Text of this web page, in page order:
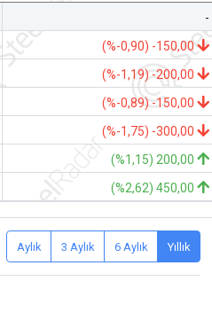
-
(%-0,90) -150,00
(%-1,19) -200,00
(%-0,89) -150,00
(%-1,75) -300,00
(%1,15) 200,00
(%2,62) 450,00
Aylık 3 Aylık 6 Aylık Yıllık